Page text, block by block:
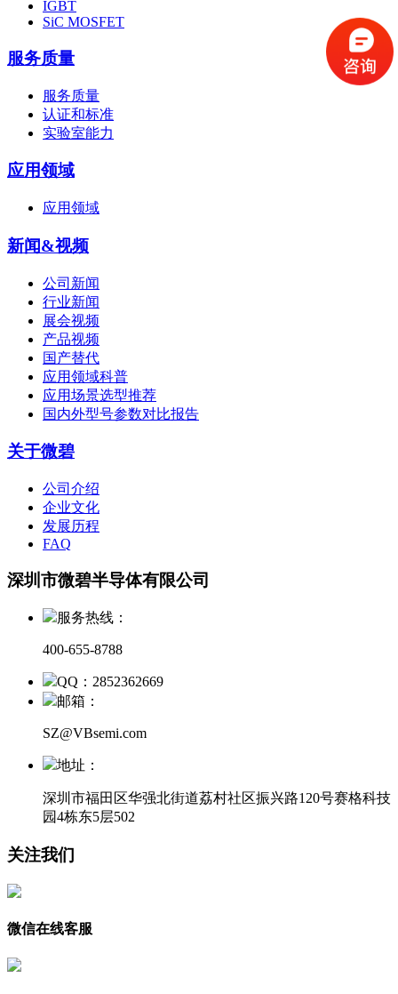
IGBT
SiC MOSFET
服务质量
服务质量
认证和标准
实验室能力
应用领域
应用领域
新闻&视频
公司新闻
行业新闻
展会视频
产品视频
国产替代
应用领域科普
应用场景选型推荐
国内外型号参数对比报告
关于微碧
公司介绍
企业文化
发展历程
FAQ
深圳市微碧半导体有限公司
服务热线：
400-655-8788
QQ：2852362669
邮箱：
SZ@VBsemi.com
地址：
深圳市福田区华强北街道荔村社区振兴路120号赛格科技
园4栋东5层502
关注我们
微信在线客服